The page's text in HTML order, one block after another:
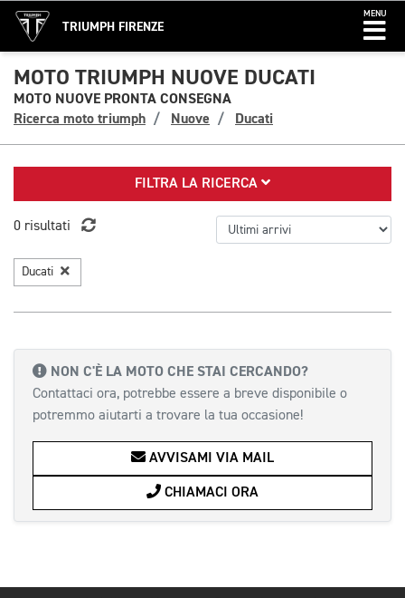
TRIUMPH FIRENZE
MENU
MOTO TRIUMPH NUOVE DUCATI
MOTO NUOVE PRONTA CONSEGNA
Ricerca moto triumph
Nuove Ducati
FILTRA LA RICERCA
0 risultati
Ducati
NON C'È LA MOTO CHE STAI CERCANDO?
Contattaci ora, potrebbe essere a breve disponibile o
potremmo aiutarti a trovare la tua occasione!
AVVISAMI VIA MAIL
CHIAMACI ORA